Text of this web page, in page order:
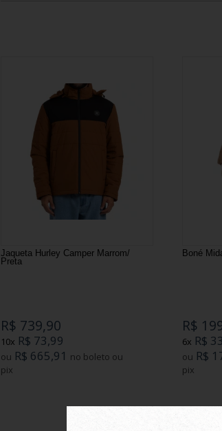
Jaqueta Hurley Camper Marrom/
Preta
R$ 739,90
10x R$ 73,99
ou R$ 665,91 no boleto ou
pix
Boné
R$
6x R$
ou R$
pix